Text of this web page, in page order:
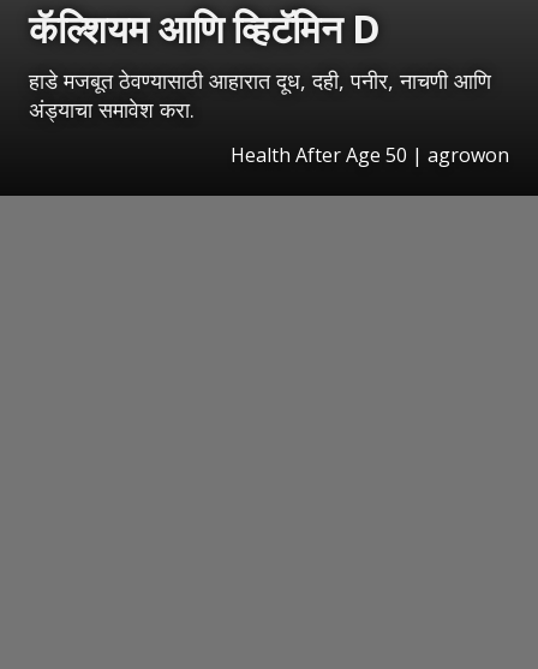
कॅल्शियम आणि व्हिटॅमिन D
हाडे मजबूत ठेवण्यासाठी आहारात दूध, दही, पनीर, नाचणी आणि
अंड्याचा समावेश करा.
Health After Age 50 | agrowon